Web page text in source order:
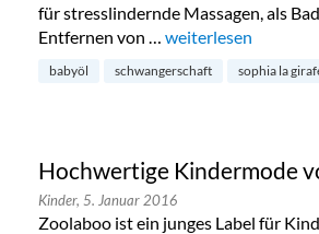
für stresslindernde Massagen, als
Entfernen von … „Sophie La Girafe:
weiterlesen
babyöl schwangerschaft sophia la
Hochwertige Kindermode
Kinder, 5. Januar 2016
Zoolaboo ist ein junges Label für